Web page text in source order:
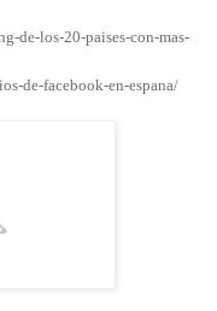
de-los-20-paises-con-mas-
de-facebook-en-espana/